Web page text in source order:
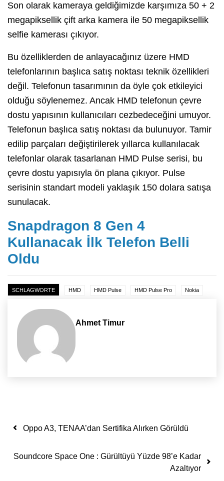
Son olarak kameraya geldiğimizde karşımıza 50 + 2
megapiksellik çift arka kamera ile 50 megapiksellik
selfie kamerası çıkıyor.
Bu özelliklerden de anlayacağınız üzere HMD
telefonlarının başlıca satış noktası teknik özellikleri
değil. Telefonun tasarımının da öyle çok etkileyici
olduğu söylenemez. Ancak HMD telefonun çevre
dostu yapısının kullanıcıları cezbedeceğini umuyor.
Telefonun başlıca satış noktası da bulunuyor. Tamir
edilip parçaları değiştirilerek yıllarca kullanılacak
telefonlar olarak tasarlanan HMD Pulse serisi, bu
çevre dostu yapısıyla ön plana çıkıyor. Pulse
serisinin standart modeli yaklaşık 150 dolara satışa
sunulacak.
Snapdragon 8 Gen 4
Kullanacak İlk Telefon Belli
Oldu
SCHLAGWORTE HMD HMD Pulse HMD Pulse Pro Nokia
Ahmet Timur
Yazı dolaşımı
Oppo A3, TENAA’dan Sertifika Alırken Görüldü
Soundcore Space One : Gürültüyü Yüzde 98’e Kadar
Azaltıyor